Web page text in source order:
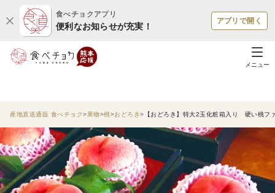
食べチョクアプリ
便利なお知らせが充実！
アプリで開く
メニュー
産地直送通販 食べチョク 果物 桃 おどろき 【おどろき】特大2玉化粧箱入り 硬い桃フ